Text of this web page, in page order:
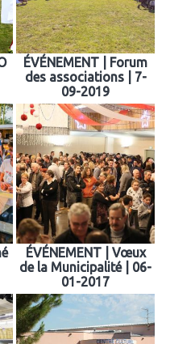
ÉVÉNEMENT | Forum
des associations | 7-
09-2019
ÉVÉNEMENT | Vœux
de la Municipalité | 06-
01-2017